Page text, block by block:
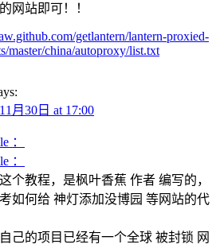
网站即可！！
getlantern/lantern-proxied-
master/china/autoproxy/list.txt
月30日 at 17:00
：
：
个教程，是枫叶香蕉 作者 编写的，
如何给 神灯添加没博园 等网站的代
己的项目已经有一个全球 被封锁 网